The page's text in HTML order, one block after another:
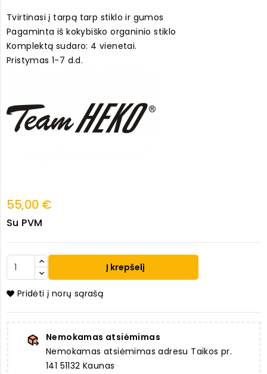
Tvirtinasi į tarpą tarp stiklo ir gumos
Pagaminta iš kokybiško organinio stiklo
Komplektą sudaro: 4 vienetai.
Pristymas 1-7 d.d.
55,00 €
Su PVM
Į krepšelį
Pridėti į norų sąrašą
Nemokamas atsiėmimas
Nemokamas atsiėmimas adresu Taikos pr.
141 51132 Kaunas